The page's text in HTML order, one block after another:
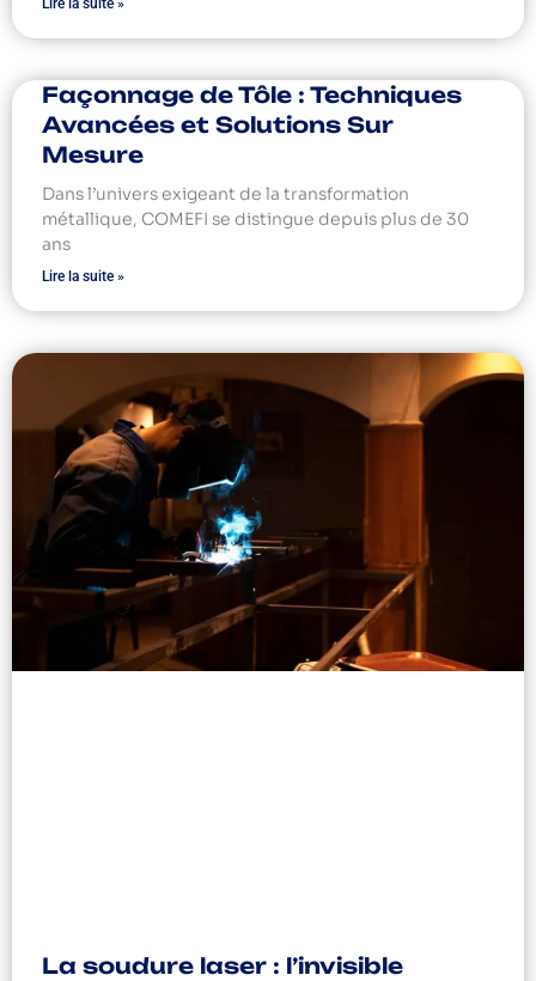
Lire la suite »
Façonnage de Tôle : Techniques
Avancées et Solutions Sur
Mesure
Dans l’univers exigeant de la transformation
métallique, COMEFI se distingue depuis plus de 30
ans
Lire la suite »
La soudure laser : l’invisible